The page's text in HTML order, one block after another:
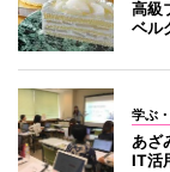
高級
ベル
学ぶ
あざ
IT活